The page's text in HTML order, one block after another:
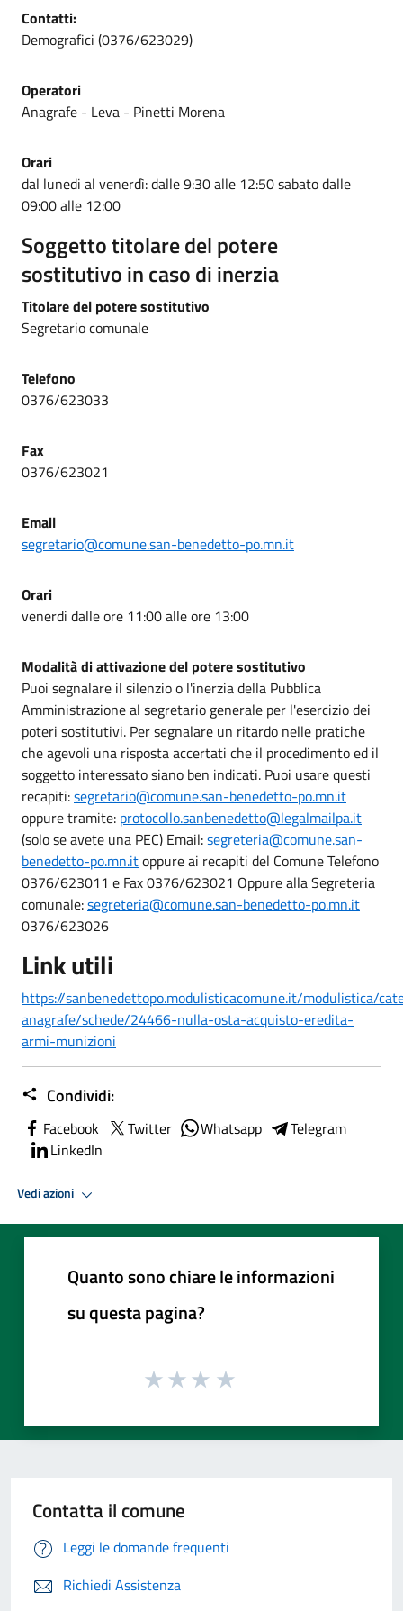
Contatti:
Demografici (0376/623029)
Operatori
Anagrafe - Leva - Pinetti Morena
Orari
dal lunedi al venerdì: dalle 9:30 alle 12:50 sabato dalle
09:00 alle 12:00
Soggetto titolare del potere
sostitutivo in caso di inerzia
Titolare del potere sostitutivo
Segretario comunale
Telefono
0376/623033
Fax
0376/623021
Email
segretario@comune.san-benedetto-po.mn.it
Orari
venerdi dalle ore 11:00 alle ore 13:00
Modalità di attivazione del potere sostitutivo
Puoi segnalare il silenzio o l'inerzia della Pubblica
Amministrazione al segretario generale per l'esercizio dei
poteri sostitutivi. Per segnalare un ritardo nelle pratiche
che agevoli una risposta accertati che il procedimento ed il
soggetto interessato siano ben indicati. Puoi usare questi
recapiti:segretario@comune.san-benedetto-po.mn.it
oppure tramite: protocollo.sanbenedetto@legalmailpa.it
(solo se avete una PEC) Email:segreteria@comune.san-
benedetto-po.mn.itoppure ai recapiti del Comune Telefono
0376/623011 e Fax 0376/623021 Oppure alla Segreteria
comunale:segreteria@comune.san-benedetto-po.mn.it
0376/623026
Link utili
https://sanbenedettopo.modulisticacomune.it/modulistica/
anagrafe/schede/24466-nulla-osta-acquisto-eredita-
armi-munizioni
Condividi:
Facebook Twitter Whatsapp
Telegram
LinkedIn
Vedi azioni
Quanto sono chiare le informazioni
su questa pagina?
Contatta il comune
Leggi le domande frequenti
Richiedi Assistenza